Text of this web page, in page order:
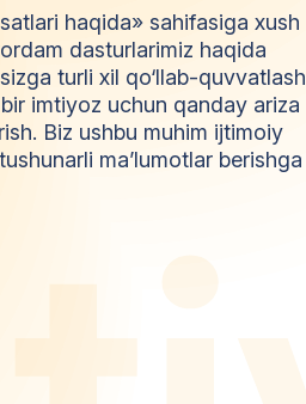
haqida» sahifasiga xush
dasturlarimiz haqida
turli xil qo‘llab-quvvatlash
imtiyoz uchun qanday ariza
Biz ushbu muhim ijtimoiy
ma’lumotlar berishga